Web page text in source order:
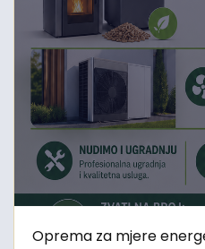
Oprema za mjere